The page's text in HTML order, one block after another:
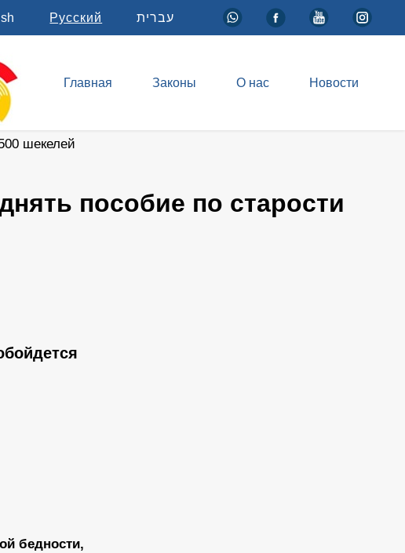
Русский עברית
Главная Законы О нас Новости
шекелей
пособие по старости
бедности,